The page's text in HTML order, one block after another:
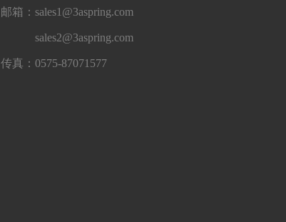
邮箱：sales1@3aspring.com
sales2@3aspring.com
传真：0575-87071577